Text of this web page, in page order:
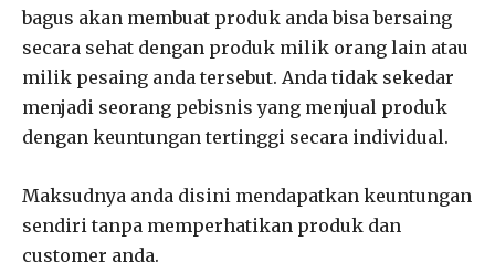
bagus akan membuat produk anda bisa bersaing
secara sehat dengan produk milik orang lain atau
milik pesaing anda tersebut. Anda tidak sekedar
menjadi seorang pebisnis yang menjual produk
dengan keuntungan tertinggi secara individual.
Maksudnya anda disini mendapatkan keuntungan
sendiri tanpa memperhatikan produk dan
customer anda.